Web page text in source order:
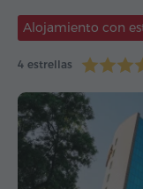
Alojamiento con
4 estrellas